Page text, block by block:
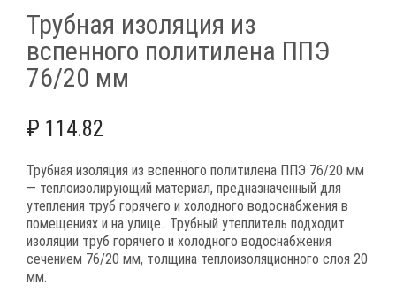
Трубная изоляция из
вспенного политилена ППЭ
76/20 мм
₽ 114.82
Трубная изоляция из вспенного политилена ППЭ 76/20 мм
— теплоизолирующий материал, предназначенный для
утепления труб горячего и холодного водоснабжения в
помещениях и на улице.. Трубный утеплитель подходит
изоляции труб горячего и холодного водоснабжения
сечением 76/20 мм, толщина теплоизоляционного слоя 20
мм.